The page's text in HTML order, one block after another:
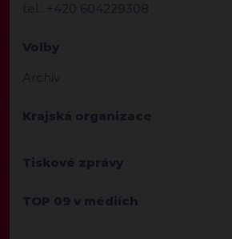
tel.: +420 604229308
Volby
Archiv
Krajská organizace
Tiskové zprávy
TOP 09 v médiích